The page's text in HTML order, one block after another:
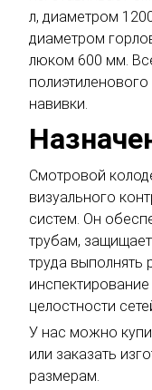
л, диаметром
диаметром
люком 600 мм.
навивки.
Смотровой
визуального
систем. Он
трубам,
труда выполнять
целостности
У нас можно
или заказать
размерам.